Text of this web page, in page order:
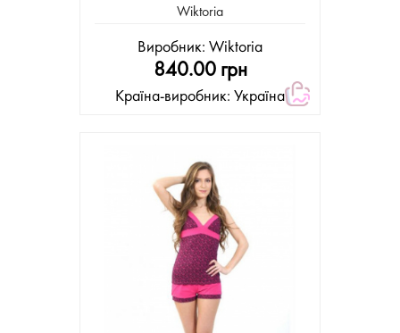
Wiktoria
Виробник: Wiktoria
840.00 грн
Країна-виробник: Україна